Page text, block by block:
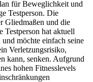
für Beweglichkeit und
Testperson. Die
Gliedmaßen und die
hat aktuell
möchte einfach seine
Verletzungsrisiko,
kann, senken. Aufgrund
hohen Fitnesslevels